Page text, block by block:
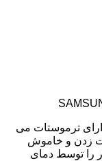
ترموستات می
زدن و خاموش
را توسط دمای